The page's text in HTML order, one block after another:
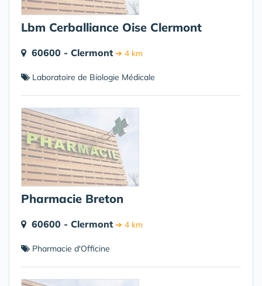
Lbm Cerballiance Oise Clermont
60600 - Clermont ➔ 4 km
Laboratoire de Biologie Médicale
Pharmacie Breton
60600 - Clermont ➔ 4 km
Pharmacie d'Officine